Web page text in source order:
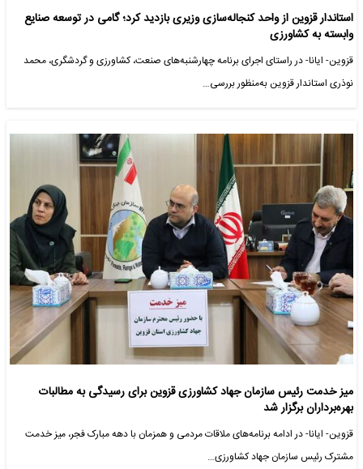
استاندار قزوین از واحد کنجاله‌سازی وزیری بازدید کرد؛ گامی در توسعه صنایع
وابسته به کشاورزی
قزوین- ایانا- در راستای اجرای برنامه چهارشنبه‌های صنعت، کشاورزی و گردشگری، محمد
نوذری استاندار قزوین به‌منظور بررسی…
میز خدمت رئیس سازمان جهاد کشاورزی قزوین برای رسیدگی به مطالبات
بهره‌برداران برگزار شد
قزوین- ایانا- در ادامه برنامه‌های ملاقات مردمی و همزمان با دهه مبارک فجر، میز خدمت
مشترک رئیس سازمان جهاد کشاورزی…